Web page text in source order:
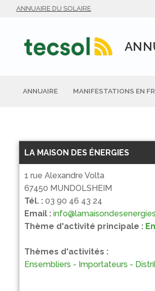
ANNUAIRE DU SOLAIRE
ANNUAIRE MANIFESTATIONS EN
LA MAISON DES ÉNERGIES
1 rue Alexandre Volta
67450 MUNDOLSHEIM
Tél. : 03 90 46 43 24
Email :
Thème d'activité principale :
Thèmes d'activités :
Ensembliers - Importateurs -